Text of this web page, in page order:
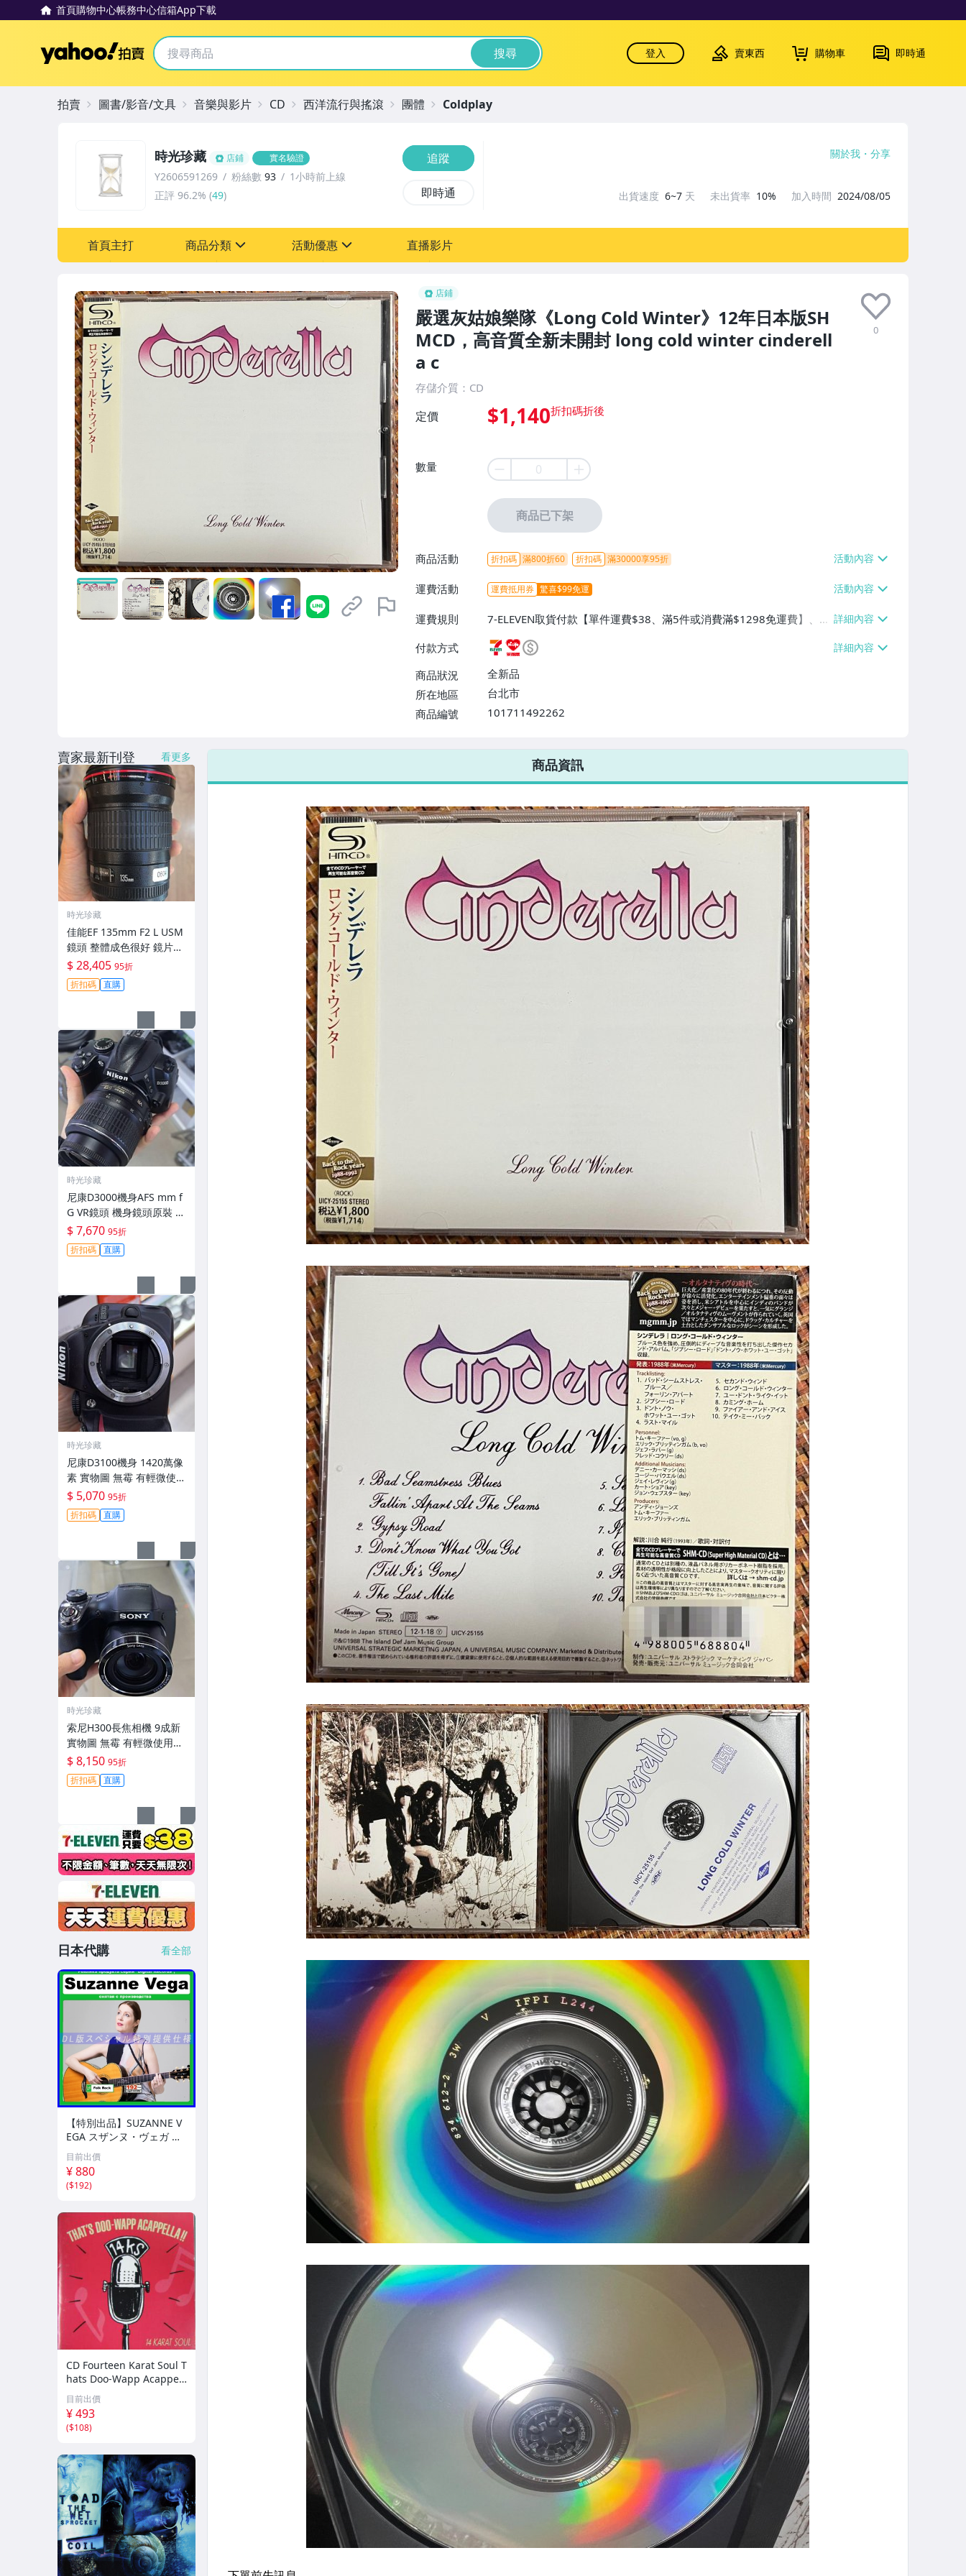
首頁購物中心帳務中心信箱App下載
Yahoo拍賣 搜尋 登入 賣東西 購物車 即時通
店鋪
嚴選灰姑娘樂隊《Long Cold Winter》12年日本版SH
MCD，高音質全新未開封 long cold winter cinderell
a c
0
存儲介質：CD
定價 $1,140
數量
商品已下架
商品活動 折扣碼 滿800折60 折扣碼 滿30000享95折
運費活動 運費抵用券 驚喜$99免運
運費規則
7-ELEVEN取貨付款【單件運費$38、滿5件或消費滿$1298免運費】、7-
ELEVEN取貨不付款【免運費】、萊爾富取貨付款【單件運費$60、滿5件
或消費滿$1298免運費】、宅配/貨運【單件運費$120、滿5件或消費滿
$1598免運費】
付款方式
商品狀況
全新品
所在地區
台北市
商品編號
101711492262
7-ELEVEN 運費只要38元
不限金額、筆數，筆筆優惠無限次！
時光珍藏 店鋪 實名驗證
Y2606591269 粉絲數 93
1小時前上線
正評 96.2% (49)
追蹤
即時通
關於我 分享
出貨速度 6~7 天 未出貨率 10% 加入時間 2024/08/05
首頁主打 商品分類 活動優惠 直播影片
拍賣 圖書/影音/文具 音樂與影片 CD 西洋流行與搖滾 團體 Coldplay
商品資訊
賣家最新刊登 看更多
時光珍藏
佳能EF 135mm F2 L USM
鏡頭 整體成色很好 鏡片完
美無劃痕 功能一切正常 無
拆修無-3430
$ 28,405 95折
折扣碼 直購
時光珍藏
尼康D3000機身AFS mm f
G VR鏡頭 機身鏡頭原裝 無
拆修無翻新 有輕微使用痕
跡 鏡頭-3430
$ 7,670 95折
折扣碼 直購
時光珍藏
尼康D3100機身 1420萬像
素 實物圖 無霉 有輕微使用
痕跡 機身原裝 無拆修無翻
新 臨-343
$ 5,070 95折
折扣碼 直購
時光珍藏
索尼H300長焦相機 9成新
實物圖 無霉 有輕微使用痕
跡 機身鏡頭原裝 無拆修無
翻新-3430
$ 8,150 95折
折扣碼 直購
日本代購 看全部
【特別出品】SUZANNE V
EGA スザンヌ・ヴェガ 精
選集 100歌 音楽DL(MP3C
D)☆
目前出價
¥ 880
($192)
CD Fourteen Karat Soul T
hats Doo-Wapp Acappell
a PCCY00374 Canyon Int
ernational /00110
目前出價
¥ 493
($108)